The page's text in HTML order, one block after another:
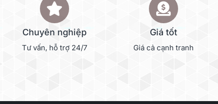
Chuyên nghiệp
Tư vấn, hỗ trợ 24/7
Giá tốt
Giá cả cạnh tranh